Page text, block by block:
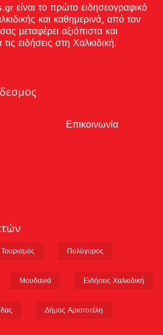
είναι το πρώτο ειδησεογραφικό
και καθημερινά, από τον
μεταφέρει αξιόπιστα και
ειδήσεις στη Χαλκιδική.
Επικοινωνία
Τουρισμός Πολύγυρος
Μουδανιά Ειδήσεις Χαλκιδική
Δήμος Αριστοτέλη